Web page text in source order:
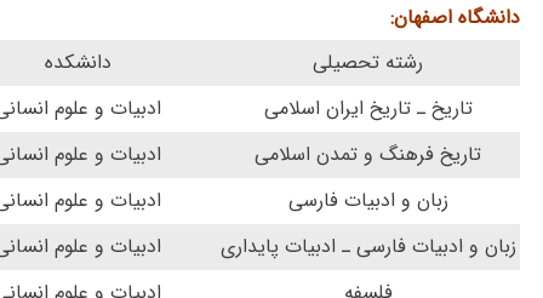
دانشگاه اصفهان:
رشته تحصیلی
دانشکده
تاریخ ـ تاریخ ایران اسلامی
ادبیات و علوم
تاریخ فرهنگ و تمدن اسلامی
ادبیات و علوم
زبان و ادبیات فارسی
ادبیات و علوم
زبان و ادبیات فارسی ـ ادبیات پایداری
ادبیات و علوم